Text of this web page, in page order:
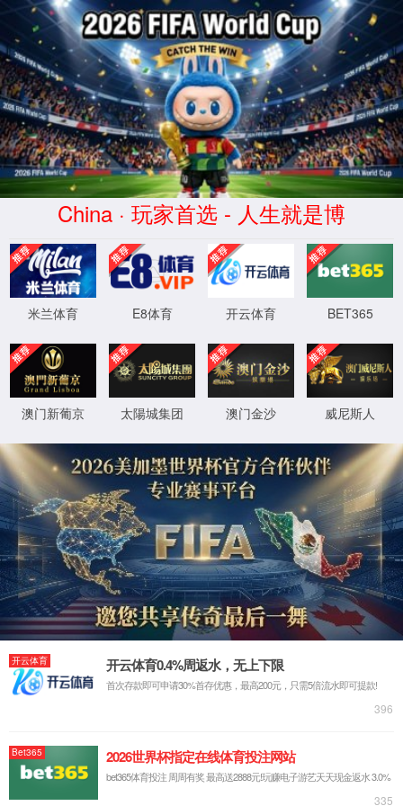
通知公告
土木工程学院2025年硕士研究生复试成绩公布（调剂第二批—管理
科学与工程、项目管理、土木工程）
发布者：土木工程学院 [发表时间]：2025-04-10 [来源]： [浏览次数]：1051
根据教育部及陕西省教育考试院相关文件精神和要求，现将土木工程
学院2025年硕士研究生复试成绩（调剂第二批—管理科学与工程、项目管
理、土木工程）予以公布。如有异议，可通过以下方式反映。
联系电话：029-88382986